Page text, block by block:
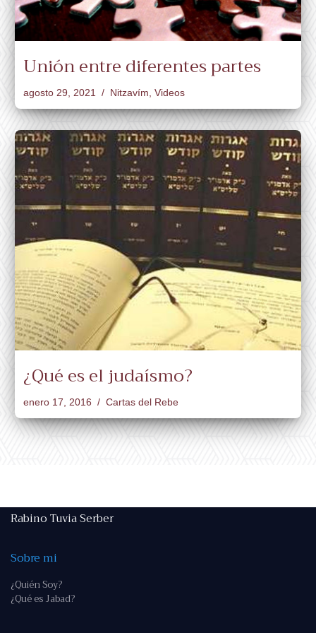
Unión entre diferentes partes
agosto 29, 2021 Nitzavím Videos
¿Qué es el judaísmo?
enero 17, 2016 Cartas del Rebe
Rabino Tuvia Serber
Sobre mi
¿Quién Soy?
¿Qué es Jabad?